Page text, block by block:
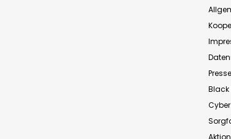
Black